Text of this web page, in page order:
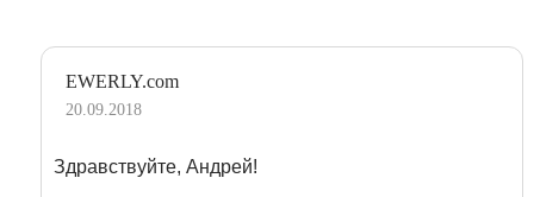
EWERLY.com
20.09.2018
Здравствуйте, Андрей!